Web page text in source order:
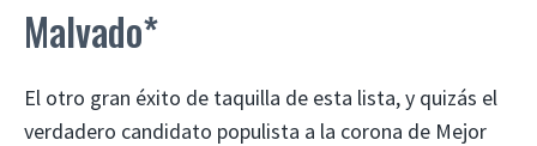
Malvado*
El otro gran éxito de taquilla de esta lista, y quizás el
verdadero candidato populista a la corona de Mejor